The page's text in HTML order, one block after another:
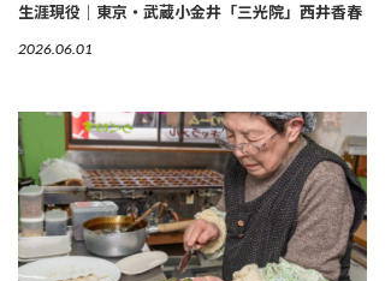
生涯現役｜東京・武蔵小金井「三光院」西井香春
2026.06.01